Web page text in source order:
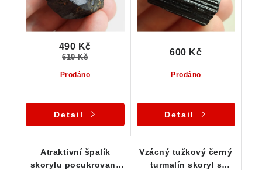
Prodáno
490 Kč
610 Kč
Detail
Prodáno
600 Kč
Detail
Atraktivní špalík
skorylu pocukrovaný
Vzácný tužkový černý
turmalín skoryl s